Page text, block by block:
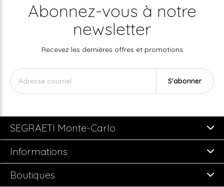
Abonnez-vous à notre
newsletter
Recevez les dernières offres et promotions
S'abonner
SEGRAETI Monte-Carlo
Informations
Boutiques